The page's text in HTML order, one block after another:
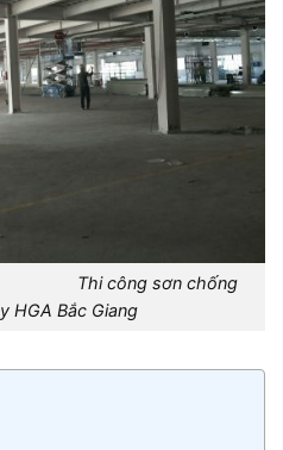
sơn chống
HGA Bắc Giang